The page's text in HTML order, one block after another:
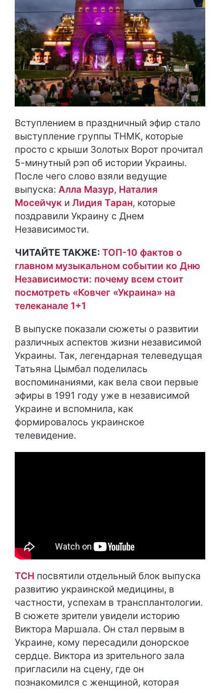
Вступлением в праздничный эфир стало
выступление группы ТНМК, которые
просто с крыши Золотых Ворот прочитал
5-минутный рэп об истории Украины.
После чего слово взяли ведущие
выпуска: Алла Мазур, Наталия
Мосейчук и Лидия Таран, которые
поздравили Украину с Днем
Независимости.
ЧИТАЙТЕ ТАКЖЕ: ТОП-10 фактов о
главном музыкальном событии ко Дню
Независимости: почему всем стоит
посмотреть «Ковчег «Украина» на
телеканале 1+1
В выпуске показали сюжеты о развитии
различных аспектов жизни независимой
Украины. Так, легендарная телеведущая
Татьяна Цымбал поделилась
воспоминаниями, как вела свои первые
эфиры в 1991 году уже в независимой
Украине и вспомнила, как
формировалось украинское
телевидение.
ТСН посвятили отдельный блок выпуска
развитию украинской медицины, в
частности, успехам в трансплантологии.
В сюжете зрители увидели историю
Виктора Маршала. Он стал первым в
Украине, кому пересадили донорское
сердце. Виктора из зрительного зала
пригласили на сцену, где он
познакомился с женщиной, которая